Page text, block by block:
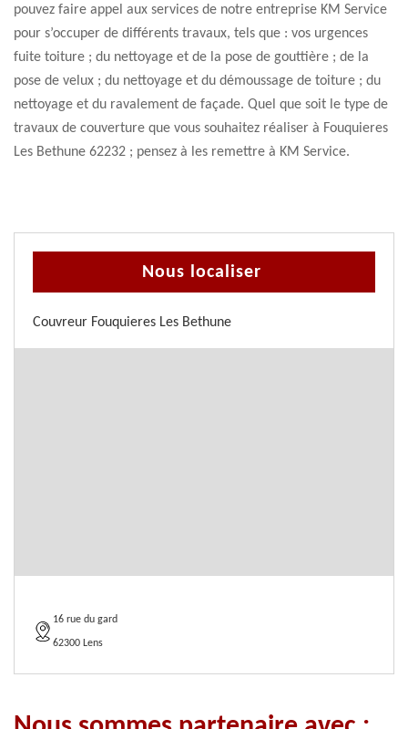
pouvez faire appel aux services de notre entreprise KM Service
pour s’occuper de différents travaux, tels que : vos urgences
fuite toiture ; du nettoyage et de la pose de gouttière ; de la
pose de velux ; du nettoyage et du démoussage de toiture ; du
nettoyage et du ravalement de façade. Quel que soit le type de
travaux de couverture que vous souhaitez réaliser à Fouquieres
Les Bethune 62232 ; pensez à les remettre à KM Service.
Nous localiser
Couvreur Fouquieres Les Bethune
16 rue du gard
62300 Lens